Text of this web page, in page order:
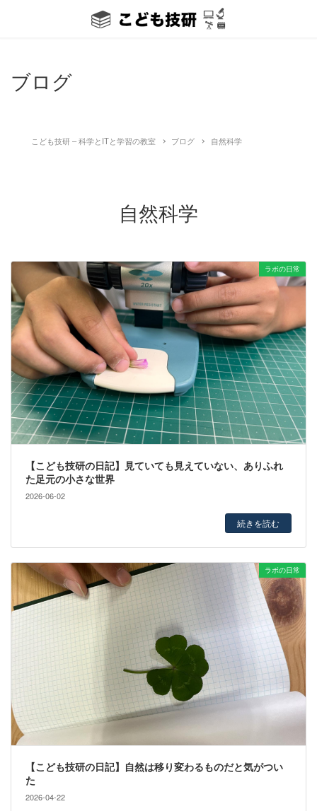
ブログ
こども技研 – 科学とITと学習の教室 ブログ 自然科学
自然科学
ラボの日常
【こども技研の日記】見ていても見えていない、ありふれ
た足元の小さな世界
2026-06-02
続きを読む
ラボの日常
【こども技研の日記】自然は移り変わるものだと気がつい
た
2026-04-22